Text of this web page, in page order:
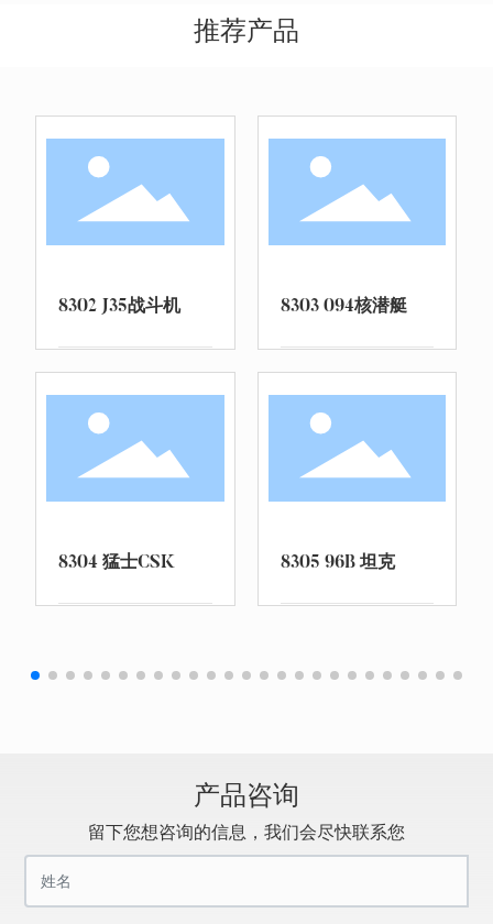
推荐产品
8302 J35战斗机 8303 094核潜艇
8304 猛士CSK 8305 96B 坦克
产品咨询
留下您想咨询的信息，我们会尽快联系您